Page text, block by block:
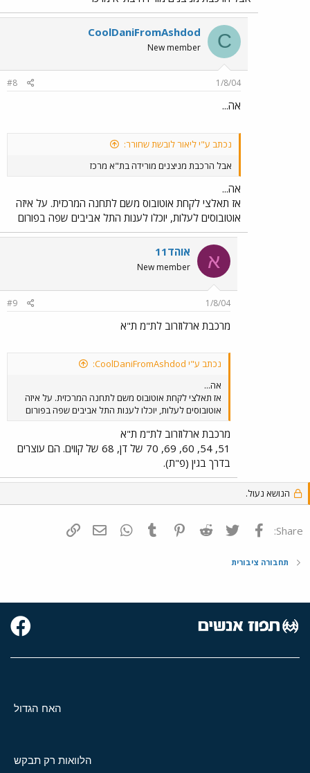
C
CoolDaniFromAshdod
New member
1/8/04
#8
אה...
נכתב ע"י ליאור לובשת שחורר:
אבל הרכבת מניצנים מורידה בת"א מרכז
אה...
אז תאלצי לקחת אוטובוס משם לתחנה המרכזית. על איזה
אוטובוסים לעלות, יוכלו לענות התל אביבים שפה בפורום
א אוהד11
New member
1/8/04
#9
מרכבת ארלוזרוב לת"מ ת"א
נכתב ע"י CoolDaniFromAshdod:
אה...
אז תאלצי לקחת אוטובוס משם לתחנה המרכזית. על איזה
אוטובוסים לעלות, יוכלו לענות התל אביבים שפה בפורום
מרכבת ארלוזרוב לת"מ ת"א
51, 54, 60, 69, 70 של דן, 68 של קווים. הם עוצרים
בדרך בגין (פ"ת).
הנושא נעול.
Share: פייסבוק Twitter
Reddit
Pinterest
Tumblr
WhatsAppדואר אלקטרוני
תחבורה ציבורית
האח הגדול
הלוואות רק תבקש